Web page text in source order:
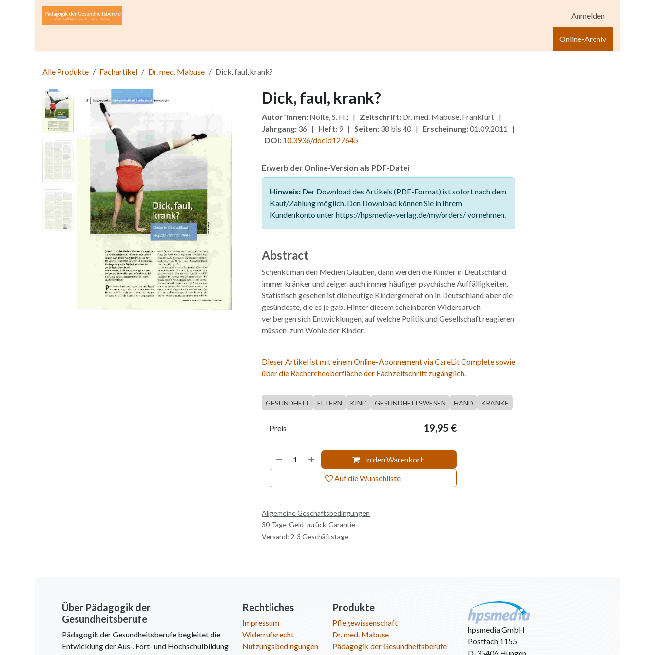
Zum Inhalt springen
Anmelden
Online-Archiv
Alle Produkte Fachartikel Dr. med. Mabuse Dick, faul, krank?
Dick, faul, krank?
Autor*innen:Nolte, S. H.; | Zeitschrift:Dr. med. Mabuse, Frankfurt |
Jahrgang:36 | Heft:9 | Seiten:38 bis 40 | Erscheinung:01.09.2011 |
DOI: 10.3936/docid127645
Erwerb der Online-Version als PDF-Datei
Hinweis:Der Download des Artikels (PDF-Format) ist sofort nach dem
Kauf/Zahlung möglich. Den Download können Sie in Ihrem
Kundenkonto unter https://hpsmedia-verlag.de/my/orders/ vornehmen.
Abstract
Schenkt man den Medien Glauben, dann werden die Kinder in Deutschland
immer kränker und zeigen auch immer häufiger psychische Auffälligkeiten.
Statistisch gesehen ist die heutige Kindergeneration in Deutschland aber die
gesündeste, die es je gab. Hinter diesem scheinbaren Widerspruch
verbergen sich Entwicklungen, auf welche Politik und Gesellschaft reagieren
müssen-zum Wohle der Kinder.
Dieser Artikel ist mit einem Online-Abonnement via CareLit Complete sowie
über die Rechercheoberfläche der Fachzeitschrift zugänglich.
GESUNDHEIT ELTERN KIND GESUNDHEITSWESEN HAND KRANKE
In den Warenkorb
Auf die Wunschliste
Preis 19,95 €
Allgemeine Geschäftsbedingungen
30-Tage-Geld-zurück-Garantie
Versand: 2-3 Geschäftstage
Über Pädagogik der
Gesundheitsberufe
Pädagogik der Gesundheitsberufe begleitet die
Entwicklung der Aus-, Fort- und Hochschulbildung
Rechtliches
Impressum
Widerrufsrecht
Nutzungsbedingungen
Produkte
Pflegewissenschaft
Dr. med. Mabuse
Pädagogik der Gesundheitsberufe
hpsmedia GmbH
Postfach 1155
D-35406 Hungen